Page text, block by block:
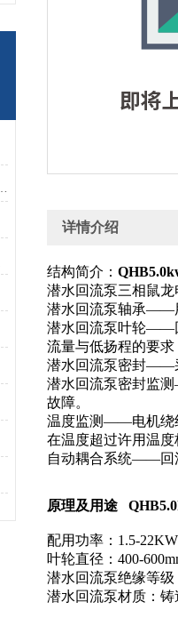
详情介绍
结构简介：
潜水回流泵三相鼠
潜水回流泵轴承——
潜水回流泵叶轮——
流量与低扬程的要
潜水回流泵密封——
潜水回流泵密封监
故障。
温度监测——电机绕
在温度超过许用温
自动耦合系统——回
原理及用途
配用功率：1.5-22KW
叶轮直径：400-
潜水回流泵绝缘等级
潜水回流泵材质：